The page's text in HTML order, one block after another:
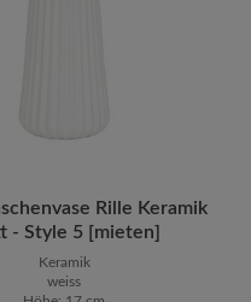
Wert ein oder
Anzahl: Gib den
Rille Keramik
- Style 5 [mieten]
Keramik
weiss